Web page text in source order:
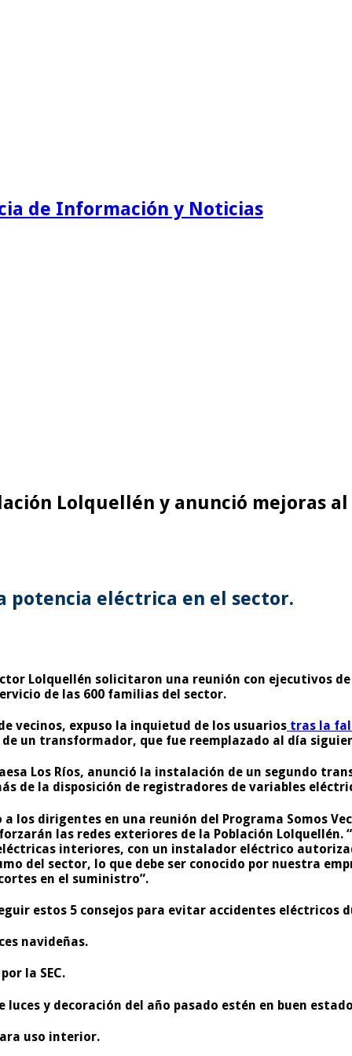
de Información y Noticias
Lolquellén y anunció mejoras
potencia eléctrica en el sector.
Lolquellén solicitaron una reunión con ejecutivos
de las 600 familias del sector.
vecinos, expuso la inquietud de los usuarios tras la
un transformador, que fue reemplazado al día
Los Ríos, anunció la instalación de un segundo
de la disposición de registradores de variables
los dirigentes en una reunión del Programa Somos
las redes exteriores de la Población Lolquellén.
interiores, con un instalador eléctrico
del sector, lo que debe ser conocido por nuestra
en el suministro”.
estos 5 consejos para evitar accidentes eléctricos
navideñas.
la SEC.
y decoración del año pasado estén en buen
uso interior.